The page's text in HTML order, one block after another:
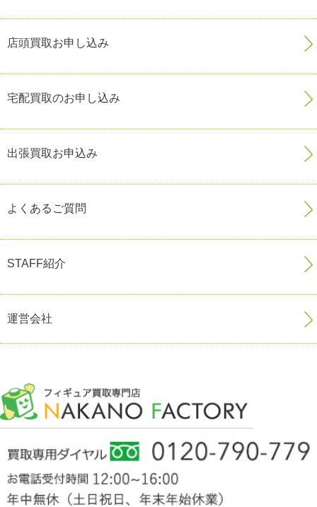
店頭買取お申し込み
宅配買取のお申し込み
出張買取お申込み
よくあるご質問
STAFF紹介
運営会社